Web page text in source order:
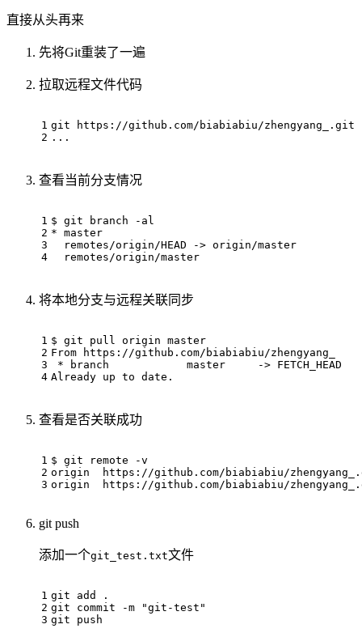
直接从头再来
先将Git重装了一遍
拉取远程文件代码
git https://github.com/biabiabiu/zhengyang_.git
查看当前分支情况
$ git branch -al
* master
  remotes/origin/HEAD -> origin/master
将本地分支与远程关联同步
$ git pull origin master
From https://github.com/biabiabiu/zhengyang_
* branch            master     -> FETCH_HEAD
查看是否关联成功
$ git remote -v
origin  https://github.com/biabiabiu/
origin  https://github.com/biabiabiu/
git push
添加一个git_test.txt文件
git add .
git commit -m
"git-test"